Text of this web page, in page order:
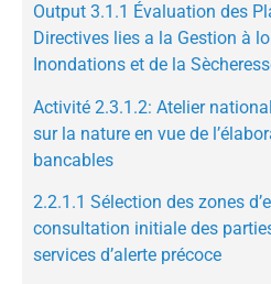
Output 3.1.1 Évaluation des
Directives lies a la Gestion à
Inondations et de la
Activité 2.3.1.2: Atelier
sur la nature en vue de
bancables
2.2.1.1 Sélection des zones
consultation initiale des
services d’alerte précoce